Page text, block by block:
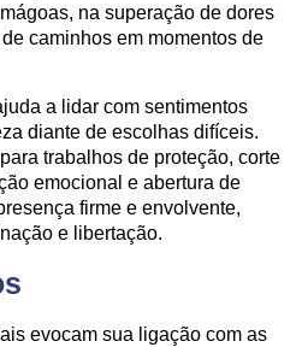
na superação de dores
caminhos em momentos de
a lidar com sentimentos
diante de escolhas difíceis.
trabalhos de proteção, corte
emocional e abertura de
firme e envolvente,
e libertação.
evocam sua ligação com as